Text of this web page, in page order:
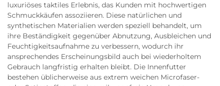
luxuriöses taktiles Erlebnis, das Kunden mit hochwertigen
Schmuckkäufen assoziieren. Diese natürlichen und
synthetischen Materialien werden speziell behandelt, um
ihre Beständigkeit gegenüber Abnutzung, Ausbleichen und
Feuchtigkeitsaufnahme zu verbessern, wodurch ihr
ansprechendes Erscheinungsbild auch bei wiederholtem
Gebrauch langfristig erhalten bleibt. Die Innenfutter
bestehen üblicherweise aus extrem weichen Microfaser-